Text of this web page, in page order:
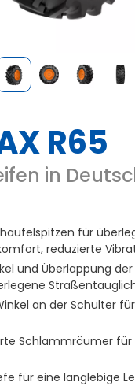
R65
in
für
reduzierte
und Überlappung
an der Schulter
Schlammräumer für
für eine langlebige